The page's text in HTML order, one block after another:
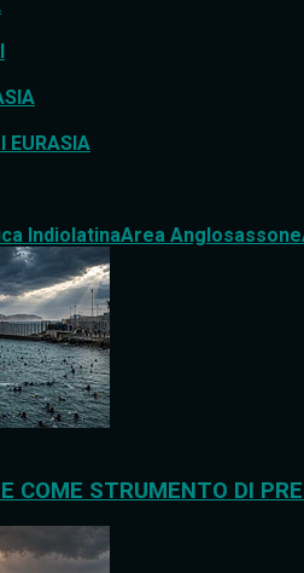
EURASIA
IndiolatinaArea Anglosassone
COME STRUMENTO DI